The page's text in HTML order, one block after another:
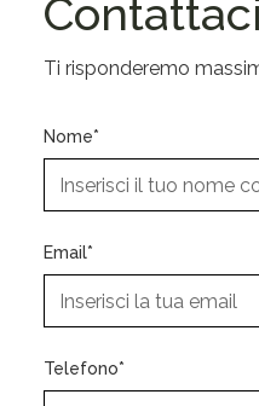
Contattaci
Ti risponderemo
Nome*
Email*
Telefono*